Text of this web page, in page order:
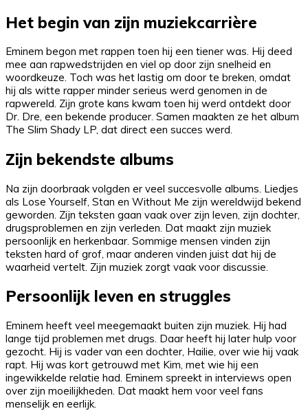
Het begin van zijn muziekcarrière
Eminem begon met rappen toen hij een tiener was. Hij deed
mee aan rapwedstrijden en viel op door zijn snelheid en
woordkeuze. Toch was het lastig om door te breken, omdat
hij als witte rapper minder serieus werd genomen in de
rapwereld. Zijn grote kans kwam toen hij werd ontdekt door
Dr. Dre, een bekende producer. Samen maakten ze het album
The Slim Shady LP, dat direct een succes werd.
Zijn bekendste albums
Na zijn doorbraak volgden er veel succesvolle albums. Liedjes
als Lose Yourself, Stan en Without Me zijn wereldwijd bekend
geworden. Zijn teksten gaan vaak over zijn leven, zijn dochter,
drugsproblemen en zijn verleden. Dat maakt zijn muziek
persoonlijk en herkenbaar. Sommige mensen vinden zijn
teksten hard of grof, maar anderen vinden juist dat hij de
waarheid vertelt. Zijn muziek zorgt vaak voor discussie.
Persoonlijk leven en struggles
Eminem heeft veel meegemaakt buiten zijn muziek. Hij had
lange tijd problemen met drugs. Daar heeft hij later hulp voor
gezocht. Hij is vader van een dochter, Hailie, over wie hij vaak
rapt. Hij was kort getrouwd met Kim, met wie hij een
ingewikkelde relatie had. Eminem spreekt in interviews open
over zijn moeilijkheden. Dat maakt hem voor veel fans
menselijk en eerlijk.